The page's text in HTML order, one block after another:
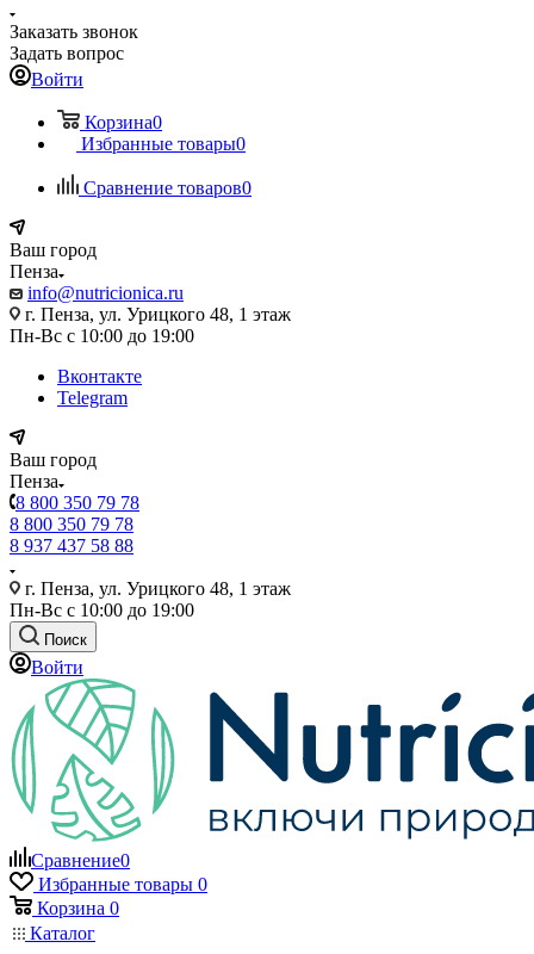
Заказать звонок
Задать вопрос
Войти
Корзина0
Избранные товары0
Сравнение товаров0
Ваш город
Пенза
info@nutricionica.ru
г. Пенза, ул. Урицкого 48, 1 этаж
Пн-Вс с 10:00 до 19:00
Вконтакте
Telegram
Ваш город
Пенза
8 800 350 79 78
8 800 350 79 78
8 937 437 58 88
г. Пенза, ул. Урицкого 48, 1 этаж
Пн-Вс с 10:00 до 19:00
Поиск
Войти
Сравнение0
Избранные товары 0
Корзина 0
Каталог